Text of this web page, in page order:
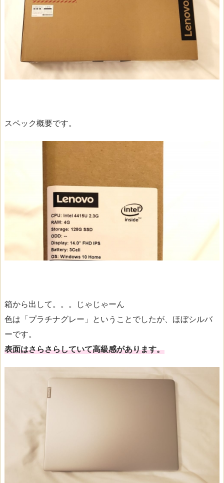
スペック概要です。
箱から出して。。。じゃじゃーん
色は「プラチナグレー」ということでしたが、ほぼシルバ
ーです。
表面はさらさらしていて高級感があります。